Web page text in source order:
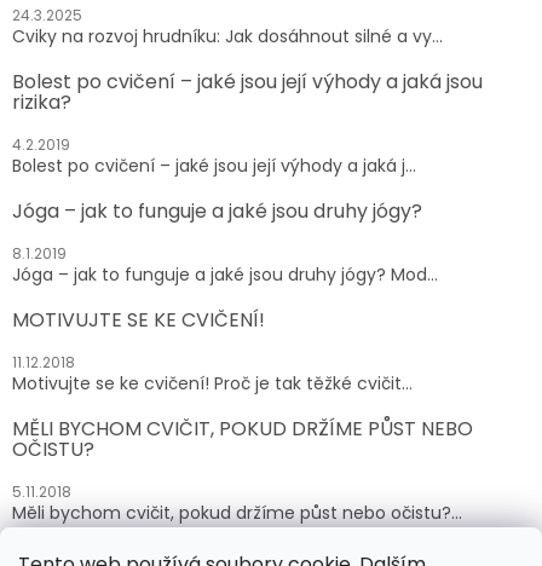
24.3.2025
Cviky na rozvoj hrudníku: Jak dosáhnout silné a vy...
Bolest po cvičení – jaké jsou její výhody a jaká jsou
rizika?
4.2.2019
Bolest po cvičení – jaké jsou její výhody a jaká j...
Jóga – jak to funguje a jaké jsou druhy jógy?
8.1.2019
Jóga – jak to funguje a jaké jsou druhy jógy? Mod...
MOTIVUJTE SE KE CVIČENÍ!
11.12.2018
Motivujte se ke cvičení! Proč je tak těžké cvičit...
MĚLI BYCHOM CVIČIT, POKUD DRŽÍME PŮST NEBO
OČISTU?
5.11.2018
Měli bychom cvičit, pokud držíme půst nebo očistu?...